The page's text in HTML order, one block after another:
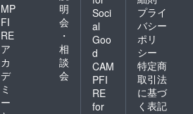
MP
FI
RE
ア
カ
デ
ミ
ー
明
会
・
相
談
会
Soci
al
Goo
d
CAM
PFI
RE
for
プライ
バシー
ポリ
シー
特定商
取引法
に基づ
く表記